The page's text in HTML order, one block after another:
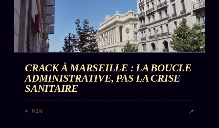
CRACK À MARSEILLE : LA BOUCLE
ADMINISTRATIVE, PAS LA CRISE
SANITAIRE
4 MIN ↗